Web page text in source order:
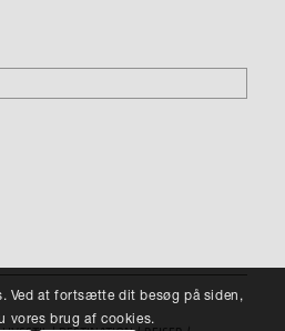
Ved at fortsætte dit besøg på siden,
vores brug af cookies.